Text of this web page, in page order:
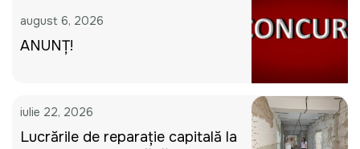
august 6, 2026
ANUNȚ!
iulie 22, 2026
Lucrările de reparație capitală la